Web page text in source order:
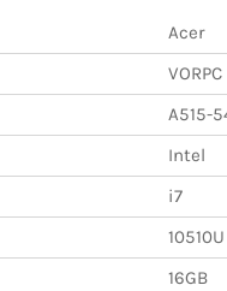
Acer
A515-
Intel
i7
10510U
16GB